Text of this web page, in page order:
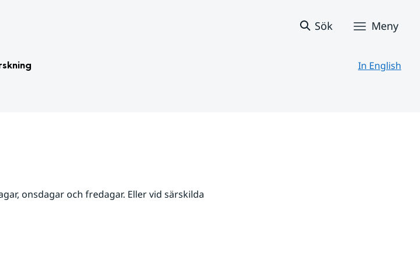
Sök Meny
In English
onsdagar och fredagar. Eller vid särskilda